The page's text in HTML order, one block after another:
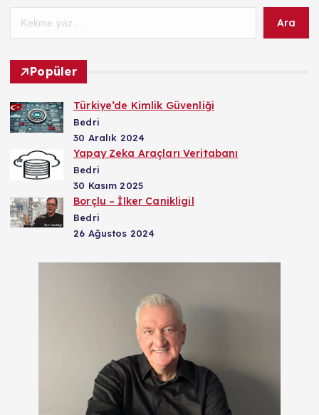
Ara
Popüler
Türkiye’de Kimlik Güvenliği
Bedri
30 Aralık 2024
Yapay Zeka Araçları Veritabanı
Bedri
30 Kasım 2025
Borçlu – İlker Canikligil
Bedri
26 Ağustos 2024